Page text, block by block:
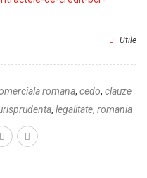
Utile
romana, cedo, clauze
, legalitate, romania